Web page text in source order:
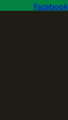
Facebook